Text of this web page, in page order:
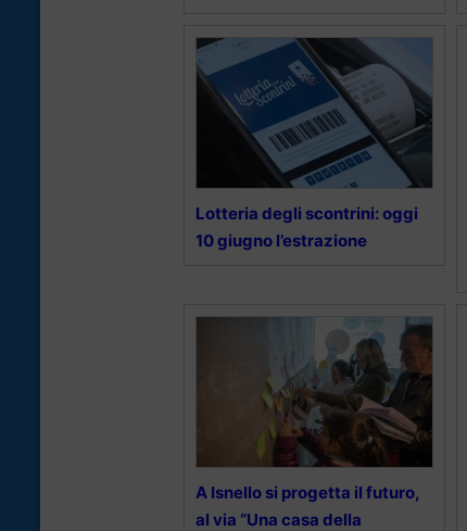
Lotteria degli scontrini: oggi
10 giugno l’estrazione
A Isnello si progetta il futuro,
al via “Una casa della